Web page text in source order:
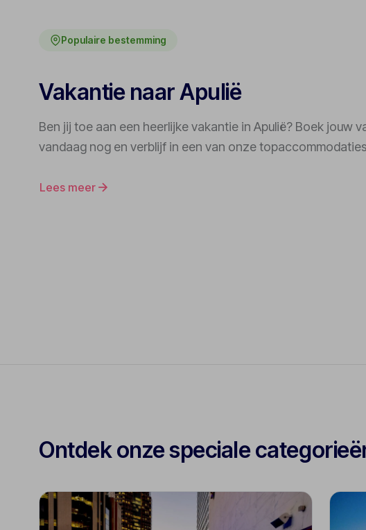
Populaire bestemming
Vakantie naar Apulië
Ben jij toe aan een heerlijke vakantie in Apulië? Boek jouw
vandaag nog en verblijf in een van onze
Lees meer
Ontdek onze speciale